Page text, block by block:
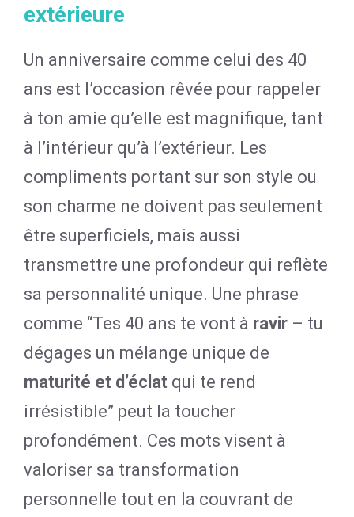
extérieure
Un anniversaire comme celui des 40
ans est l’occasion rêvée pour rappeler
à ton amie qu’elle est magnifique, tant
à l’intérieur qu’à l’extérieur. Les
compliments portant sur son style ou
son charme ne doivent pas seulement
être superficiels, mais aussi
transmettre une profondeur qui reflète
sa personnalité unique. Une phrase
comme “Tes 40 ans te vont à ravir – tu
dégages un mélange unique de
maturité et d’éclat qui te rend
irrésistible” peut la toucher
profondément. Ces mots visent à
valoriser sa transformation
personnelle tout en la couvrant de